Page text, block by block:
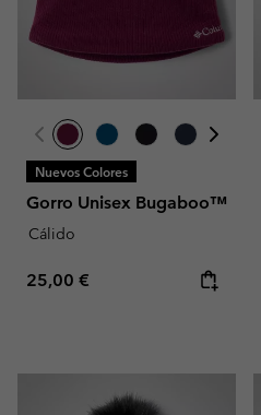
Nuevos Colores
Gorro Unisex Bugaboo™
Cálido
Regular price:
25,00 €